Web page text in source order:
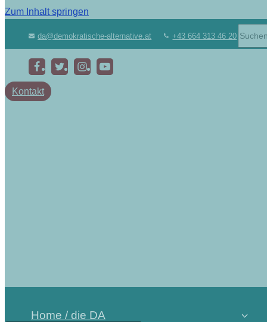
Zum Inhalt springen
da@demokratische-alternative.at +43 664 313 46 20
Kontakt
Home / die DA